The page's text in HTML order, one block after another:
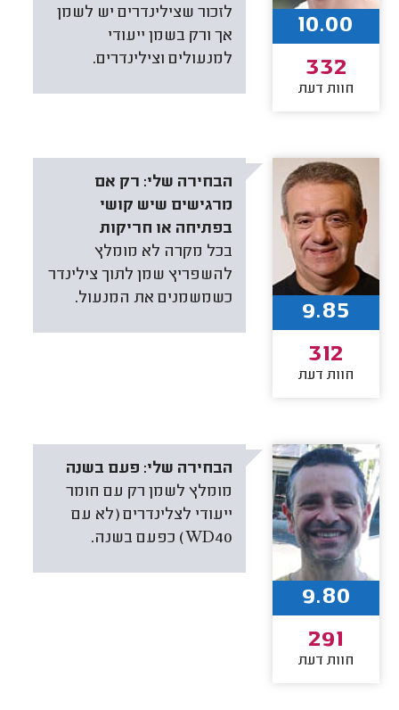
לזכור שצילינדרים יש לשמן
אך ורק בשמן ייעודי
למנעולים וצילינדרים.
10.00
332
חוות דעת
הבחירה שלי: רק אם
מרגישים שיש קושי
בפתיחה או חריקות
בכל מקרה לא מומלץ
להשפריץ שמן לתוך צילינדר
כשמשמנים את המנעול.
9.85
312
חוות דעת
הבחירה שלי: פעם בשנה
מומלץ לשמן רק עם חומר
ייעודי לצלינדרים (לא עם
WD40) כפעם בשנה.
9.80
291
חוות דעת